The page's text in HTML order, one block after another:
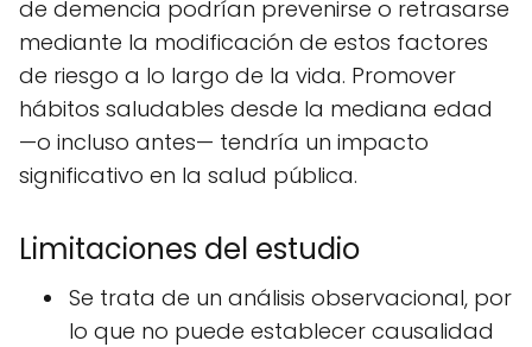
de demencia podrían prevenirse o retrasarse
mediante la modificación de estos factores
de riesgo a lo largo de la vida. Promover
hábitos saludables desde la mediana edad
—o incluso antes— tendría un impacto
significativo en la salud pública.
Limitaciones del estudio
Se trata de un análisis observacional, por
lo que no puede establecer causalidad